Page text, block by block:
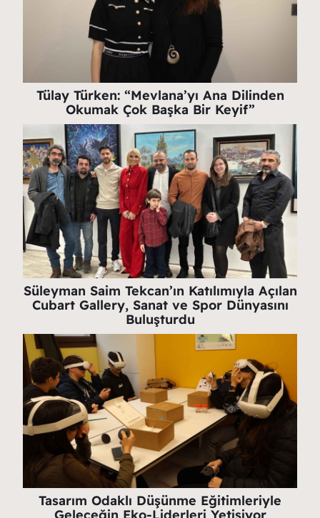
Tülay Türken: “Mevlana’yı Ana Dilinden
Okumak Çok Başka Bir Keyif”
Süleyman Saim Tekcan’ın Katılımıyla Açılan
Cubart Gallery, Sanat ve Spor Dünyasını
Buluşturdu
Tasarım Odaklı Düşünme Eğitimleriyle
Geleceğin Eko-Liderleri Yetişiyor